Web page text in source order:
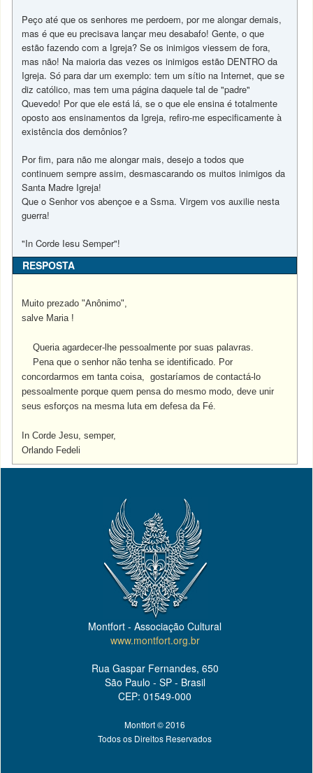
Peço até que os senhores me perdoem, por me alongar demais,
mas é que eu precisava lançar meu desabafo! Gente, o que
estão fazendo com a Igreja? Se os inimigos viessem de fora,
mas não! Na maioria das vezes os inimigos estão DENTRO da
Igreja. Só para dar um exemplo: tem um sítio na Internet, que se
diz católico, mas tem uma página daquele tal de "padre"
Quevedo! Por que ele está lá, se o que ele ensina é totalmente
oposto aos ensinamentos da Igreja, refiro-me especificamente à
existência dos demônios?
Por fim, para não me alongar mais, desejo a todos que
continuem sempre assim, desmascarando os muitos inimigos da
Santa Madre Igreja!
Que o Senhor vos abençoe e a Ssma. Virgem vos auxilie nesta
guerra!
"In Corde Iesu Semper"!
RESPOSTA
Muito prezado "Anônimo",
salve Maria !
Queria agardecer-lhe pessoalmente por suas palavras.
Pena que o senhor não tenha se identificado. Por
concordarmos em tanta coisa, gostaríamos de contactá-lo
pessoalmente porque quem pensa do mesmo modo, deve unir
seus esforços na mesma luta em defesa da Fé.
In Corde Jesu, semper,
Orlando Fedeli
Montfort - Associação Cultural
www.montfort.org.br
Rua Gaspar Fernandes, 650
São Paulo - SP - Brasil
CEP: 01549-000
Montfort © 2016
Todos os Direitos Reservados